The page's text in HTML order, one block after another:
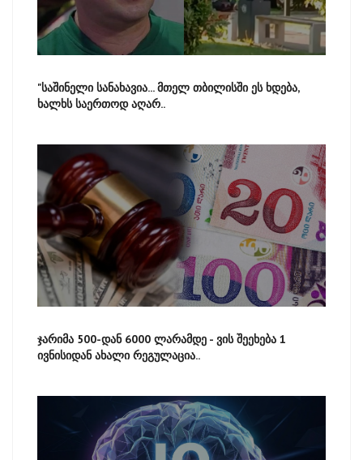
"საშინელი სანახავია... მთელ თბილისში ეს ხდება,
ხალხს საერთოდ აღარ..
ჯარიმა 500-დან 6000 ლარამდე - ვის შეეხება 1
ივნისიდან ახალი რეგულაცია..